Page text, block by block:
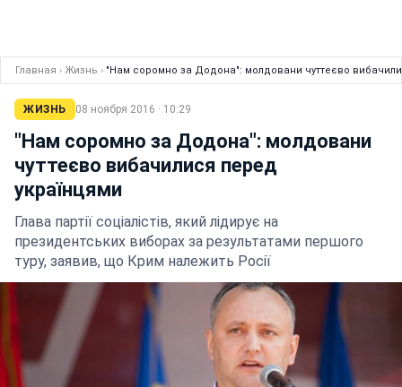
Главная › Жизнь › "Нам соромно за Додона": молдовани чуттеєво
ЖИЗНЬ 08 ноября 2016 · 10:29
"Нам соромно за Додона": молдовани
чуттеєво вибачилися перед
українцями
Глава партії соціалістів, який лідирує на
президентських виборах за результатами першого
туру, заявив, що Крим належить Росії